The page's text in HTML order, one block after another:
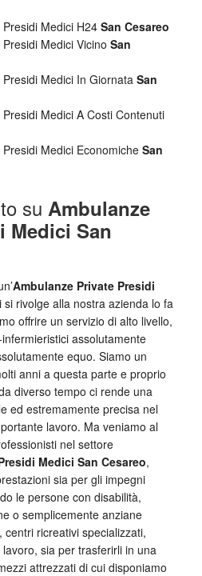
Medici H24 San Cesareo
Medici Vicino San
Medici In Giornata San
Medici A Costi Contenuti
Medici Economiche San
su Ambulanze
Medici San
Ambulanze Private Presidi
si rivolge alla nostra azienda lo fa
offrire un servizio di alto livello,
assolutamente
equo. Siamo un
anni a questa parte e proprio
diverso tempo ci rende una
ed estremamente precisa nel
lavoro. Ma veniamo al
nel settore
Medici San Cesareo,
sia per gli impegni
le persone con disabilità,
o semplicemente anziane
ricreativi specializzati,
sia per trasferirli in una
attrezzati di cui disponiamo